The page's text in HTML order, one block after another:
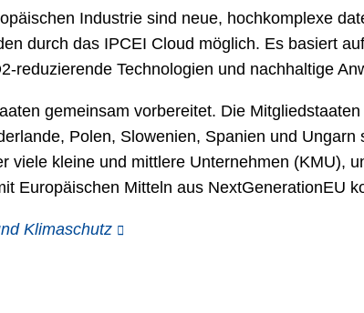
Industrie sind neue, hochkomplexe
durch das IPCEI Cloud möglich. Es basiert
reduzierende Technologien und nachhaltige
gemeinsam vorbereitet. Die
Polen, Slowenien, Spanien und Ungarn
viele kleine und mittlere Unternehmen (KMU),
Europäischen Mitteln aus NextGenerationEU
Klimaschutz